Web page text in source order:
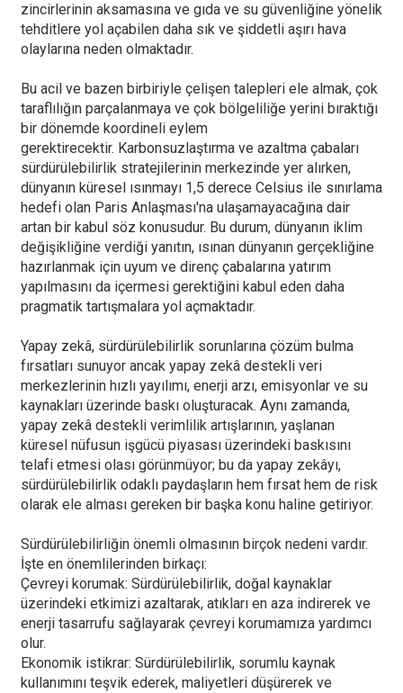
zincirlerinin aksamasına ve gıda ve su güvenliğine yönelik
tehditlere yol açabilen daha sık ve şiddetli aşırı hava
olaylarına neden olmaktadır.
Bu acil ve bazen birbiriyle çelişen talepleri ele almak, çok
taraflılığın parçalanmaya ve çok bölgeliliğe yerini bıraktığı
bir dönemde koordineli eylem
gerektirecektir. Karbonsuzlaştırma ve azaltma çabaları
sürdürülebilirlik stratejilerinin merkezinde yer alırken,
dünyanın küresel ısınmayı 1,5 derece Celsius ile sınırlama
hedefi olan Paris Anlaşması'na ulaşamayacağına dair
artan bir kabul söz konusudur. Bu durum, dünyanın iklim
değişikliğine verdiği yanıtın, ısınan dünyanın gerçekliğine
hazırlanmak için uyum ve direnç çabalarına yatırım
yapılmasını da içermesi gerektiğini kabul eden daha
pragmatik tartışmalara yol açmaktadır.
Yapay zekâ, sürdürülebilirlik sorunlarına çözüm bulma
fırsatları sunuyor ancak yapay zekâ destekli veri
merkezlerinin hızlı yayılımı, enerji arzı, emisyonlar ve su
kaynakları üzerinde baskı oluşturacak. Aynı zamanda,
yapay zekâ destekli verimlilik artışlarının, yaşlanan
küresel nüfusun işgücü piyasası üzerindeki baskısını
telafi etmesi olası görünmüyor; bu da yapay zekâyı,
sürdürülebilirlik odaklı paydaşların hem fırsat hem de risk
olarak ele alması gereken bir başka konu haline getiriyor.
Sürdürülebilirliğin önemli olmasının birçok nedeni vardır.
İşte en önemlilerinden birkaçı:
Çevreyi korumak: Sürdürülebilirlik, doğal kaynaklar
üzerindeki etkimizi azaltarak, atıkları en aza indirerek ve
enerji tasarrufu sağlayarak çevreyi korumamıza yardımcı
olur.
Ekonomik istikrar: Sürdürülebilirlik, sorumlu kaynak
kullanımını teşvik ederek, maliyetleri düşürerek ve